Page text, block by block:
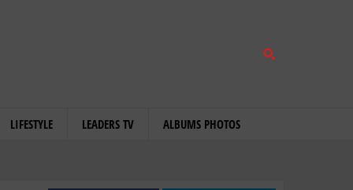
LIFESTYLE LEADERS TV ALBUMS PHOTOS